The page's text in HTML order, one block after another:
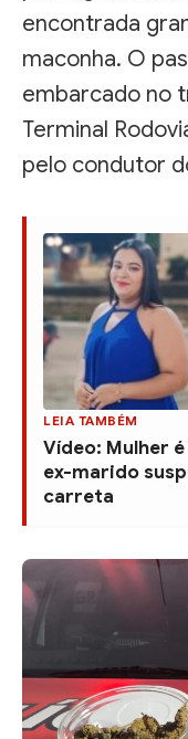
encontrada
maconha. O
embarcado no
Terminal
pelo condutor
LEIA TAMBÉM
Vídeo: Mulher
ex-marido
carreta